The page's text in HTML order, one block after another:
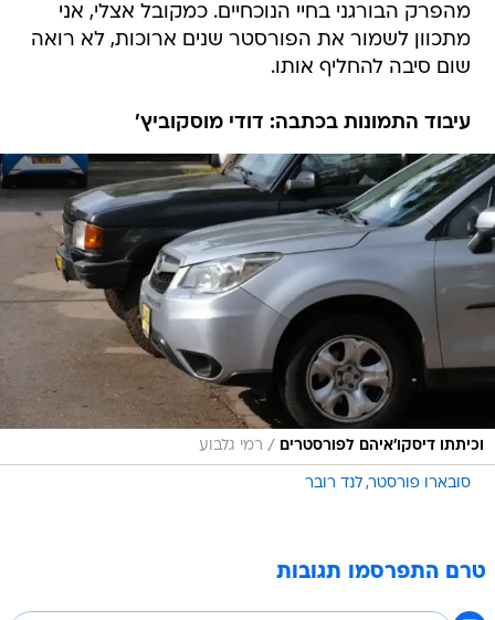
מהפרק הבורגני בחיי הנוכחיים. כמקובל אצלי, אני
מתכוון לשמור את הפורסטר שנים ארוכות, לא רואה
שום סיבה להחליף אותו.
עיבוד התמונות בכתבה: דודי מוסקוביץ'
וכיתתו דיסקו'איהם לפורסטרים / רמי גלבוע
סובארו פורסטר לנד רובר
טרם התפרסמו תגובות